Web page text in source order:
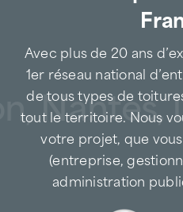
Avec plus de 20 ans
1er réseau national
de tous types de
tout le territoire. Nous
votre projet, que
(entreprise,
administration
Nantes,